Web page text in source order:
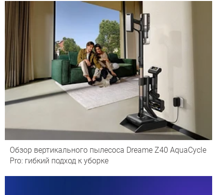
Обзор вертикального пылесоса Dreame Z40 AquaCycle
Pro: гибкий подход к уборке